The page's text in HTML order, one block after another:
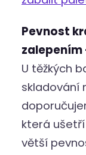
Pevnost
zalepením
U těžkých
skladování
která
větší